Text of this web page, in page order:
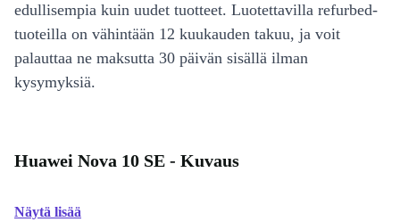
edullisempia kuin uudet tuotteet. Luotettavilla refurbed-
tuoteilla on vähintään 12 kuukauden takuu, ja voit
palauttaa ne maksutta 30 päivän sisällä ilman
kysymyksiä.
Huawei Nova 10 SE - Kuvaus
Näytä lisää